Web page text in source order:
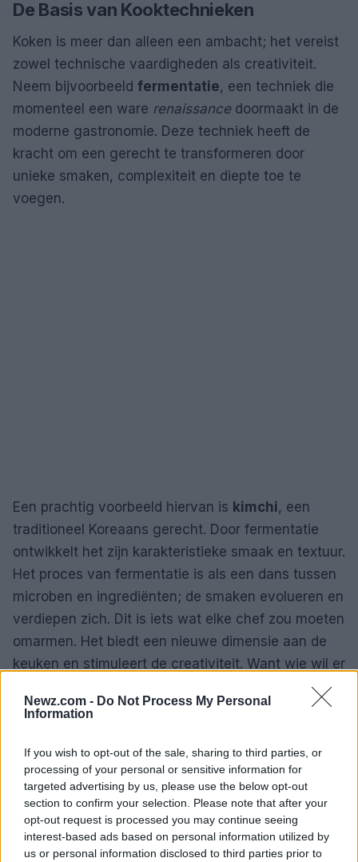
Newz.com - Do Not Process My Personal
Information
If you wish to opt-out of the sale, sharing to third parties, or
processing of your personal or sensitive information for
targeted advertising by us, please use the below opt-out
section to confirm your selection. Please note that after your
opt-out request is processed you may continue seeing
interest-based ads based on personal information utilized by
us or personal information disclosed to third parties prior to
De Basis van Kooktechnieken
Koken is meer dan alleen een ambacht; het vereist
zowel technische vaardigheden als creativiteit.
Neem bijvoorbeeld fermentatie, een techniek die
momenteel een ware renaissancedoormaakt in de
moderne gastronomie. Deze techniek heeft de
kracht om een gerecht te transformeren door
unieke smaken, complexiteit en diepte toe te
voegen.
Een prachtig voorbeeld hiervan is kimchi, een
traditioneel Koreaans gerecht. Door fermentatie
ontwikkelt het zijn karakteristieke smaak en textuur.
Het proces van fermentatie is als een dans tussen
microben en ingrediënten; de smaken evolueren en
verdiepen zich. Dit is iets wat elke chef zou moeten
omarmen. Het biedt een nieuwe dimensie aan de
keuken en stimuleert de creativiteit. Want wie wil er
nu niet de geheimen van de smaak ontdekken?
duurzaamheid
In een tijd waarin duurzaamheidessentieel is voor
onze eetgewoonten, is het van groot belang om stil
te staan bij de oorsprong van onze ingrediënten.
Waarom kiezen voor lokale producten en defiliera